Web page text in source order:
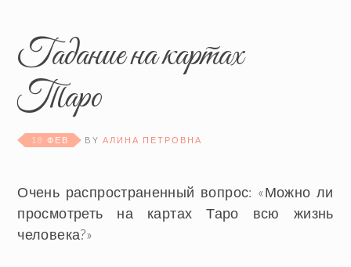
Гадание на картах
Таро
18 ФЕВ BYАЛИНА ПЕТРОВНА
Очень распространенный вопрос: «Можно ли
просмотреть на картах Таро всю жизнь
человека?»